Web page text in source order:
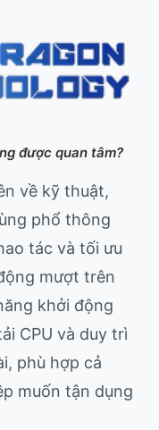
được quan tâm?
về kỹ thuật,
phổ thông
tác và tối ưu
mượt trên
khởi động
CPU và duy trì
phù hợp cả
muốn tận dụng